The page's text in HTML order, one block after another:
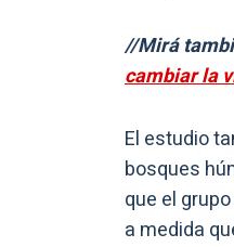
//Mirá
cambiar la
El estudio
bosques
que el
a medida